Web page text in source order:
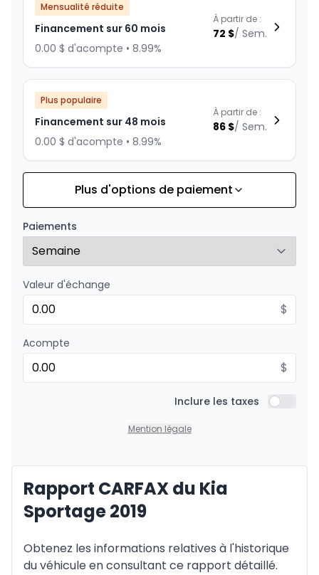
Mensualité réduite
Financement sur 60 mois
0.00 $ d'acompte • 8.99%
À partir de :
72 $/ Sem.
Plus populaire
Financement sur 48 mois
0.00 $ d'acompte • 8.99%
À partir de :
86 $/ Sem.
Financement sur 36 mois
0.00 $ d'acompte • 8.99%
À partir de :
Financement sur 24 mois
Financement sur 24 mois
0.00 $ d'acompte • 8.99%
À partir de :
Plus d'options de paiement
Paiements
Valeur d'échange
$
Acompte
$
Inclure les taxes Inclure
Mention légale
Rapport CARFAX du Kia
Sportage 2019
Obtenez les informations relatives à l'historique
du véhicule en consultant ce rapport détaillé.